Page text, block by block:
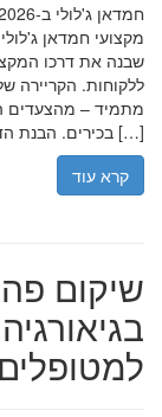
מקצועי חמדאן
שבנה את דרכו
ללקוחות. הקריירה
מתמיד – מהצעדים
בכירים. הבנת הדרך שעבר חמדאן ג'לולי מספקת […]
קרא עוד
שיקום
למטופלים